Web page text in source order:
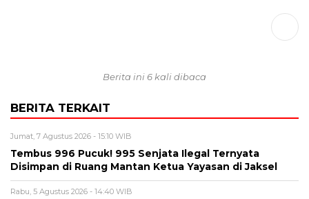
Berita ini 6 kali dibaca
BERITA TERKAIT
Jumat, 7 Agustus 2026 - 15:10 WIB
Tembus 996 Pucuk! 995 Senjata Ilegal Ternyata
Disimpan di Ruang Mantan Ketua Yayasan di Jaksel
Rabu, 5 Agustus 2026 - 14:40 WIB